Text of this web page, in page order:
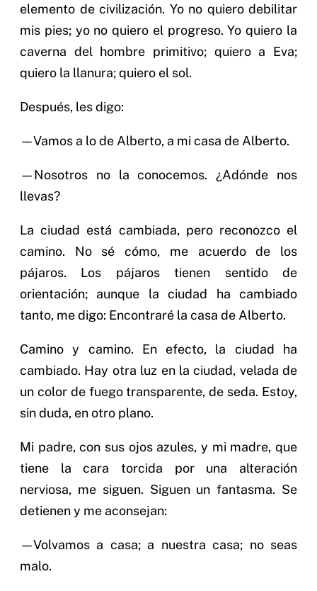
elemento de civilización. Yo no quiero debilitar
mis pies; yo no quiero el progreso. Yo quiero la
caverna del hombre primitivo; quiero a Eva;
quiero la llanura; quiero el sol.
Después, les digo:
—Vamos a lo de Alberto, a mi casa de Alberto.
—Nosotros no la conocemos. ¿Adónde nos
llevas?
La ciudad está cambiada, pero reconozco el
camino. No sé cómo, me acuerdo de los
pájaros. Los pájaros tienen sentido de
orientación; aunque la ciudad ha cambiado
tanto, me digo: Encontraré la casa de Alberto.
Camino y camino. En efecto, la ciudad ha
cambiado. Hay otra luz en la ciudad, velada de
un color de fuego transparente, de seda. Estoy,
sin duda, en otro plano.
Mi padre, con sus ojos azules, y mi madre, que
tiene la cara torcida por una alteración
nerviosa, me siguen. Siguen un fantasma. Se
detienen y me aconsejan:
—Volvamos a casa; a nuestra casa; no seas
malo.